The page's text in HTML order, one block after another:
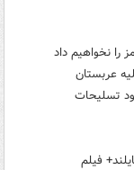
نخواهیم داد
عربستان
تسلیحات